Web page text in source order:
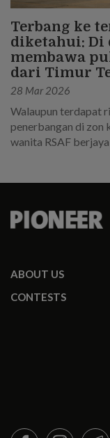
Terbang ke
diketahui: Di
membawa
dari Timur
28 Mar 2026
Walaupun terdapat
penerbangan di zon
wanita RSAF
ABOUT US
CONTESTS
FACEBOOKINSTAGRAM